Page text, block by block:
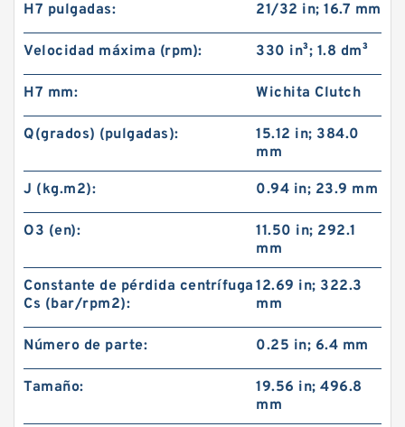
H7 pulgadas: 21/32 in; 16.7 mm
Velocidad máxima (rpm): 330 in³; 1.8 dm³
H7 mm: Wichita Clutch
Q(grados) (pulgadas):
15.12 in; 384.0
mm
J (kg.m2): 0.94 in; 23.9 mm
O3 (en):
11.50 in; 292.1
mm
Constante de pérdida centrífuga
Cs (bar/rpm2):
12.69 in; 322.3
mm
Número de parte: 0.25 in; 6.4 mm
Tamaño:
19.56 in; 496.8
mm